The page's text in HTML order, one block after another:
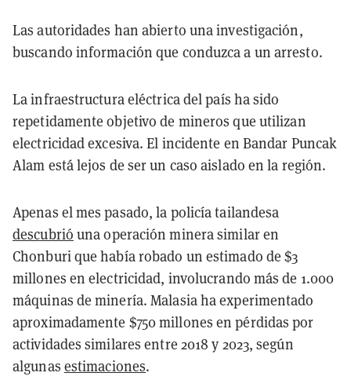
Las autoridades han abierto una investigación,
buscando información que conduzca a un arresto.
La infraestructura eléctrica del país ha sido
repetidamente objetivo de mineros que utilizan
electricidad excesiva. El incidente en Bandar Puncak
Alam está lejos de ser un caso aislado en la región.
Apenas el mes pasado, la policía tailandesa
descubrió una operación minera similar en
Chonburi que había robado un estimado de $3
millones en electricidad, involucrando más de 1.000
máquinas de minería. Malasia ha experimentado
aproximadamente $750 millones en pérdidas por
actividades similares entre 2018 y 2023, según
algunas estimaciones.